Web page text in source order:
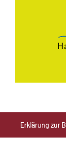
Erklärung zur